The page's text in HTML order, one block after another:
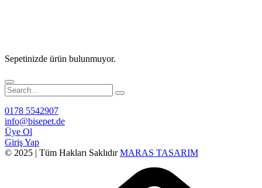
Sepetinizde ürün bulunmuyor.
0178 5542907
info@bisepet.de
Üye Ol
Giriş Yap
© 2025 | Tüm Hakları SaklıdırMARAS TASARIM